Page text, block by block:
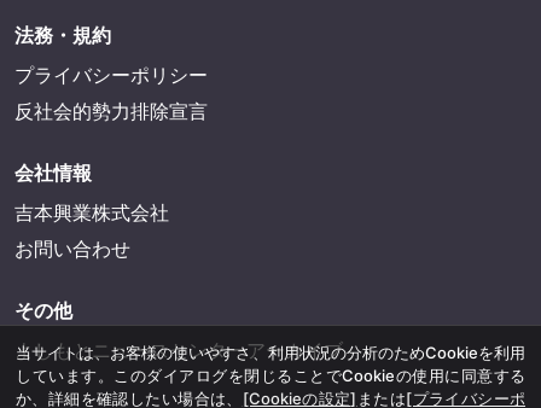
法務・規約
プライバシーポリシー
反社会的勢力排除宣言
会社情報
吉本興業株式会社
お問い合わせ
その他
よしもとニュースセンターアーカイブ
当サイトは、お客様の使いやすさ、利用状況の分析のためCookieを利用
しています。このダイアログを閉じることでCookieの使用に同意する
か、詳細を確認したい場合は、 [Cookieの設定] または[プライバシーポ